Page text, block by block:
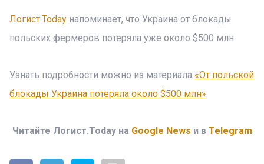
Логист.Today напоминает, что Украина от блокады
польских фермеров потеряла уже около $500 млн.
Узнать подробности можно из материала «От польской
блокады Украина потеряла около $500 млн».
Читайте Логист.Today на Google News и в Telegram